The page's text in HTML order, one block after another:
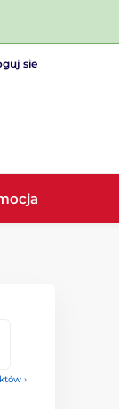
sie
›